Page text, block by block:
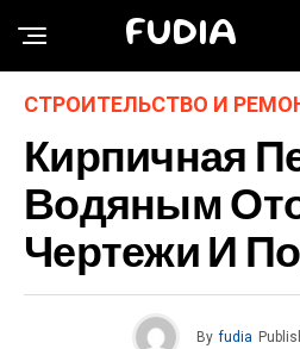
FUDIA
СТРОИТЕЛЬСТВО И
Кирпичная
Водяным
Чертежи И
By fudia